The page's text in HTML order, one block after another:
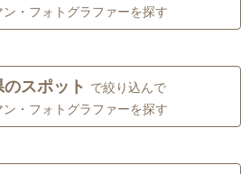
ン・フォトグラファーを探す
のスポット で絞り込んで
ン・フォトグラファーを探す